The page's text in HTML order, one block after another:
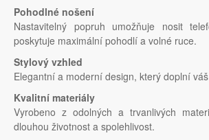
Pohodlné nošení
Nastavitelný popruh umožňuje nosit
poskytuje maximální pohodlí a volné ruce.
Stylový vzhled
Elegantní a moderní design, který doplní
Kvalitní materiály
Vyrobeno z odolných a trvanlivých
dlouhou životnost a spolehlivost.